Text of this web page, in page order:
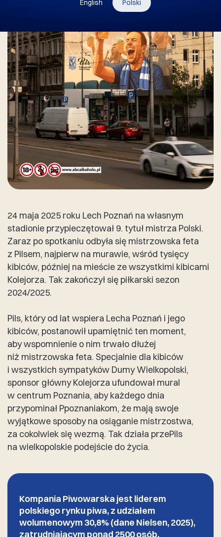
English Polski
24 maja 2025 roku Lech Poznań na własnym
stadionie przypieczętował 9. tytuł mistrza Polski.
Zaraz po spotkaniu odbyła się mistrzowska feta
z Pilsem, najpierw na murawie, wśród tysięcy
kibiców, później na mieście ze wszystkimi kibicami
Kolejorza. Tak zakończył się piłkarski sezon
2024/2025.
Pils, który od lat wspiera Lecha Poznań i jego
kibiców, postanowił upamiętnić ten moment,
aby wspomnienie o nim trwało dłużej
niż mistrzowska feta. Specjalnie dla kibiców
i wszystkich sympatyków Dumy Wielkopolski,
sponsor główny Kolejorza ufundował mural
w centrum Poznania, aby każdego dnia
przypominał Ppoznaniakom, że mają swoje
wyjątkowe sposoby na osiąganie mistrzostwa,
za cokolwiek się wezmą. Tak działa przePils
na wielkopolskie podejście do życia.
Kompania Piwowarska jest liderem
polskiego rynku piwa, z udziałem
wolumenowym 30,8% (dane Nielsen, 2025),
zatrudniającym ponad 2500 osób.